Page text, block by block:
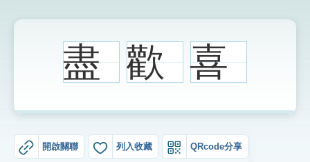
生字詞彙表
示
圖
盡 歡 喜
開啟關聯 列入收藏 QRcode分享